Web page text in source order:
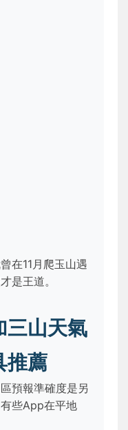
在11月爬玉山遇
是王道。
三山天氣
推薦
預報準確度是另
些App在平地